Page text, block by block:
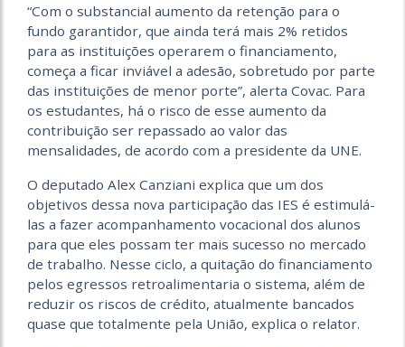
“Com o substancial aumento da retenção para o
fundo garantidor, que ainda terá mais 2% retidos
para as instituições operarem o financiamento,
começa a ficar inviável a adesão, sobretudo por parte
das instituições de menor porte”, alerta Covac. Para
os estudantes, há o risco de esse aumento da
contribuição ser repassado ao valor das
mensalidades, de acordo com a presidente da UNE.
O deputado Alex Canziani explica que um dos
objetivos dessa nova participação das IES é estimulá-
las a fazer acompanhamento vocacional dos alunos
para que eles possam ter mais sucesso no mercado
de trabalho. Nesse ciclo, a quitação do financiamento
pelos egressos retroalimentaria o sistema, além de
reduzir os riscos de crédito, atualmente bancados
quase que totalmente pela União, explica o relator.